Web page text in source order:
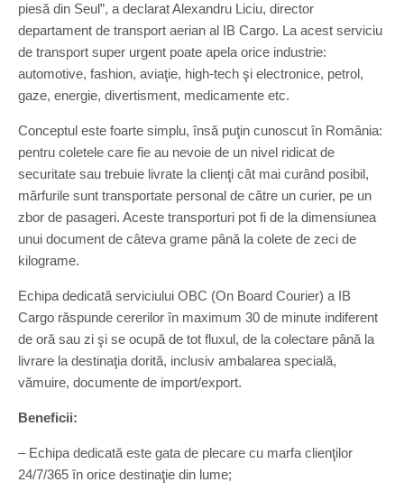
piesă din Seul”, a declarat Alexandru Liciu, director
departament de transport aerian al IB Cargo. La acest serviciu
de transport super urgent poate apela orice industrie:
automotive, fashion, aviaţie, high-tech şi electronice, petrol,
gaze, energie, divertisment, medicamente etc.
Conceptul este foarte simplu, însă puţin cunoscut în România:
pentru coletele care fie au nevoie de un nivel ridicat de
securitate sau trebuie livrate la clienţi cât mai curând posibil,
mărfurile sunt transportate personal de către un curier, pe un
zbor de pasageri. Aceste transporturi pot fi de la dimensiunea
unui document de câteva grame până la colete de zeci de
kilograme.
Echipa dedicată serviciului OBC (On Board Courier) a IB
Cargo răspunde cererilor în maximum 30 de minute indiferent
de oră sau zi şi se ocupă de tot fluxul, de la colectare până la
livrare la destinaţia dorită, inclusiv ambalarea specială,
vămuire, documente de import/export.
Beneficii:
– Echipa dedicată este gata de plecare cu marfa clienţilor
24/7/365 în orice destinaţie din lume;